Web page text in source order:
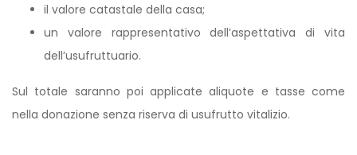
il valore catastale della casa;
un valore rappresentativo dell’aspettativa di vita
dell’usufruttuario.
Sul totale saranno poi applicate aliquote e tasse come
nella donazione senza riserva di usufrutto vitalizio.